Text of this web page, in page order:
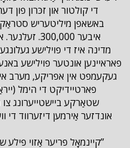
די קולטור און זכּרון
באשאפן מיליטעריש
איבער
מדינה איז די פוילישע
פאראיינען אונטער פוילישע
געקעמפט אין אפריקע, מערב
פארטיידיקט די הימל
שטאַרקע ביישטייערונג צו
אונדזער אַירמען דיזערווד די
“קיינמאָל פריער אַזוי פילע שולדיק געווען אַזוי פיל, צו אַזוי ווייניק”